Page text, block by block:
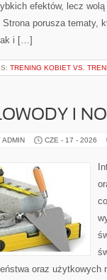
efektów, lecz
porusza tematy,
i […]
TRENING KOBIET VS.
I
ADMIN CZE - 17 - 2026
oraz użytkowych